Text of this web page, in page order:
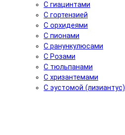
С гиацинтами
С гортензией
С орхидеями
С пионами
С ранункулюсами
С Розами
С тюльпанами
С хризантемами
С эустомой (лизиантус)